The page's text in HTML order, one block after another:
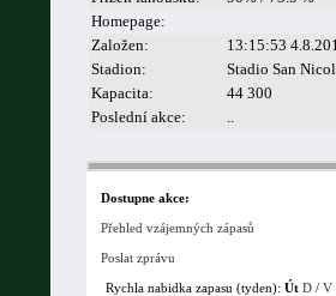
Homepage:
Založen:
13:15:53
Stadion:
Stadio San
Kapacita:
44 300
Poslední akce:
..
Dostupne akce:
Přehled vzájemných zápasů
Poslat zprávu
Rychla nabidka zapasu (tyden):Út D /V